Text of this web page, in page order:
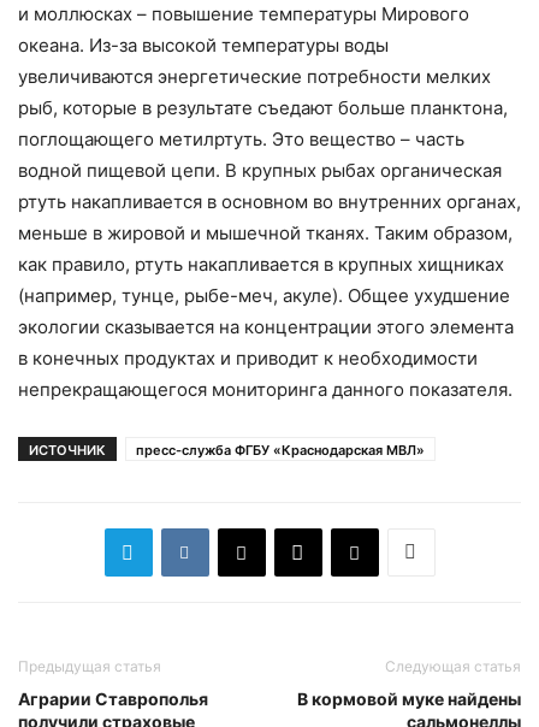
и моллюсках – повышение температуры Мирового
океана. Из-за высокой температуры воды
увеличиваются энергетические потребности мелких
рыб, которые в результате съедают больше планктона,
поглощающего метилртуть. Это вещество – часть
водной пищевой цепи. В крупных рыбах органическая
ртуть накапливается в основном во внутренних органах,
меньше в жировой и мышечной тканях. Таким образом,
как правило, ртуть накапливается в крупных хищниках
(например, тунце, рыбе-меч, акуле). Общее ухудшение
экологии сказывается на концентрации этого элемента
в конечных продуктах и приводит к необходимости
непрекращающегося мониторинга данного показателя.
ИСТОЧНИК пресс-служба ФГБУ «Краснодарская МВЛ»
Предыдущая статья
Аграрии Ставрополья
получили страховые
Следующая статья
В кормовой муке найдены
сальмонеллы